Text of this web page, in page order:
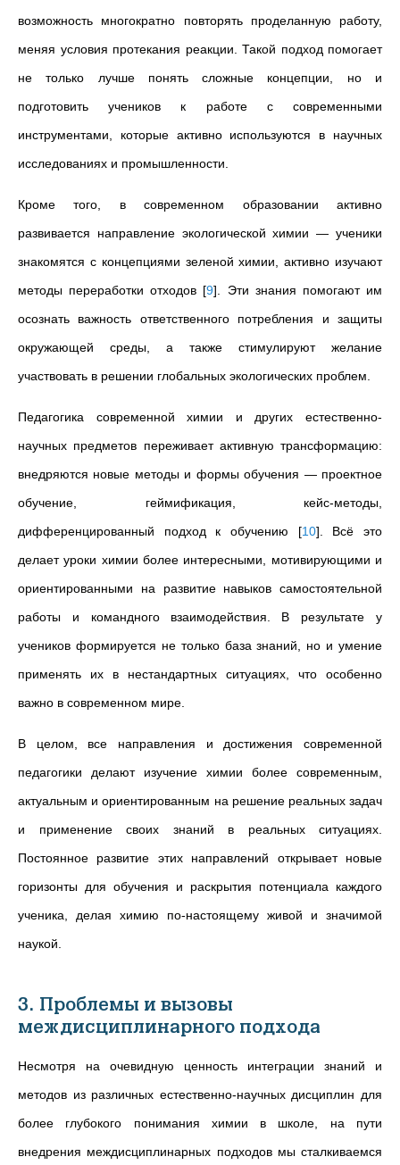
возможность многократно повторять проделанную работу,
меняя условия протекания реакции. Такой подход помогает
не только лучше понять сложные концепции, но и
подготовить учеников к работе с современными
инструментами, которые активно используются в научных
исследованиях и промышленности.
Кроме того, в современном образовании активно
развивается направление экологической химии — ученики
знакомятся с концепциями зеленой химии, активно изучают
методы переработки отходов [9] . Эти знания помогают им
осознать важность ответственного потребления и защиты
окружающей среды, а также стимулируют желание
участвовать в решении глобальных экологических проблем.
Педагогика современной химии и других естественно-
научных предметов переживает активную трансформацию:
внедряются новые методы и формы обучения — проектное
обучение, геймификация, кейс-методы,
дифференцированный подход к обучению [10] . Всё это
делает уроки химии более интересными, мотивирующими и
ориентированными на развитие навыков самостоятельной
работы и командного взаимодействия. В результате у
учеников формируется не только база знаний, но и умение
применять их в нестандартных ситуациях, что особенно
важно в современном мире.
В целом, все направления и достижения современной
педагогики делают изучение химии более современным,
актуальным и ориентированным на решение реальных задач
и применение своих знаний в реальных ситуациях.
Постоянное развитие этих направлений открывает новые
горизонты для обучения и раскрытия потенциала каждого
ученика, делая химию по-настоящему живой и значимой
наукой.
3. Проблемы и вызовы
междисциплинарного подхода
Несмотря на очевидную ценность интеграции знаний и
методов из различных естественно-научных дисциплин для
более глубокого понимания химии в школе, на пути
внедрения междисциплинарных подходов мы сталкиваемся